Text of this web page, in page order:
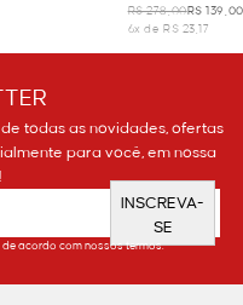
R$ 278,00R$ 139,00
6x de R$ 23,17
todas as novidades, ofertas
para você, em nossa
INSCREVA-
SE
acordo com nossos termos.